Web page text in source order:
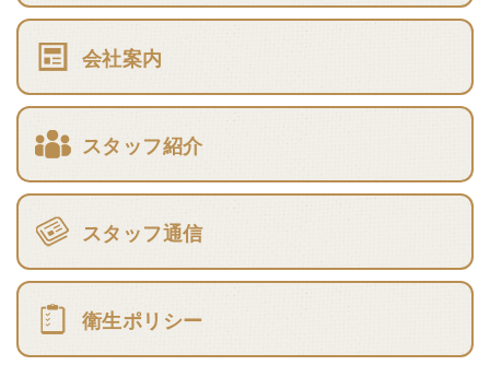
会社案内
スタッフ紹介
スタッフ通信
衛生ポリシー